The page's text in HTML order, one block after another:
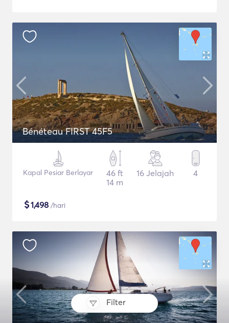
Filter
Bénéteau FIRST 45F5
Kapal Pesiar Berlayar
46 ft
14 m
16 Jelajah 4
$1,498 /hari